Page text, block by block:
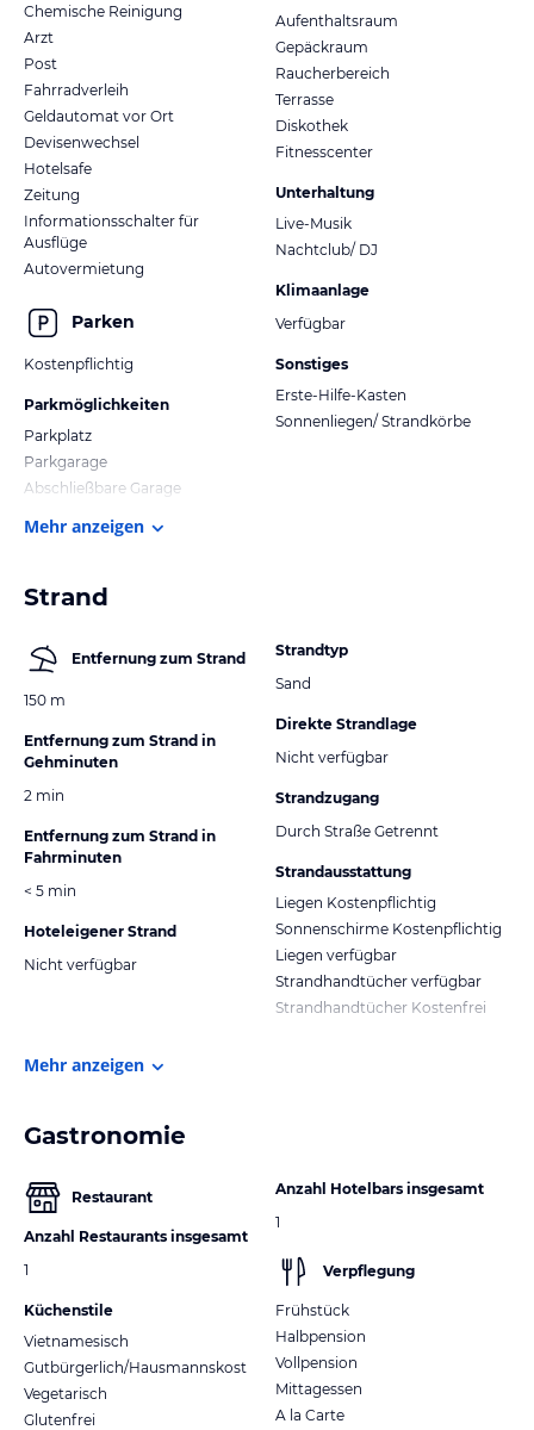
Chemische Reinigung
Arzt
Post
Fahrradverleih
Geldautomat vor Ort
Devisenwechsel
Hotelsafe
Zeitung
Informationsschalter für
Ausflüge
Autovermietung
Parken
Kostenpflichtig
Parkmöglichkeiten
Parkplatz
Parkgarage
Abschließbare Garage
Aufenthaltsraum
Gepäckraum
Raucherbereich
Terrasse
Diskothek
Fitnesscenter
Unterhaltung
Live-Musik
Nachtclub/ DJ
Klimaanlage
Verfügbar
Sonstiges
Erste-Hilfe-Kasten
Sonnenliegen/ Strandkörbe
Mehr anzeigen
Strand
Entfernung zum Strand
150 m
Entfernung zum Strand in
Gehminuten
2 min
Entfernung zum Strand in
Fahrminuten
< 5 min
Hoteleigener Strand
Nicht verfügbar
Strandtyp
Sand
Direkte Strandlage
Nicht verfügbar
Strandzugang
Durch Straße Getrennt
Strandausstattung
Liegen Kostenpflichtig
Sonnenschirme Kostenpflichtig
Liegen verfügbar
Strandhandtücher verfügbar
Strandhandtücher Kostenfrei
Mehr anzeigen
Gastronomie
Restaurant
Anzahl Restaurants insgesamt
1
Küchenstile
Vietnamesisch
Gutbürgerlich/Hausmannskost
Vegetarisch
Glutenfrei
Anzahl Hotelbars insgesamt
1
Verpflegung
Frühstück
Halbpension
Vollpension
Mittagessen
A la Carte